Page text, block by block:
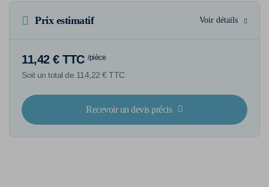
Prix estimatif Voir détails
11,42 € TTC /pièce
Soit un total de 114,22 € TTC
Recevoir un devis précis